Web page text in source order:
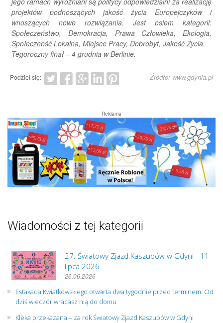
projektów podnoszących jakość życia Europejczyków i
wnoszących nowe rozwiązania. Jest osiem kategorii:
Społeczeństwo, Demokracja, Prawa Człowieka, Ekologia,
Społeczność Lokalna, Miejsce Pracy, Dobrobyt, Jakość Życia.
Tegoroczny finał – 4 grudnia w Berlinie.
Podziel się: Źródło: www.gdynia.pl
Reklama
Wiadomości z tej kategorii
27. Światowy Zjazd Kaszubów w Gdyni - 11
lipca 2026
26.06.2026
Estakada Kwiatkowskiego otwarta dwa tygodnie przed terminem. Od
dziś wieczór wracasz nią do domu
Klëka przekazana – za rok Światowy Zjazd Kaszubów w Gdyni